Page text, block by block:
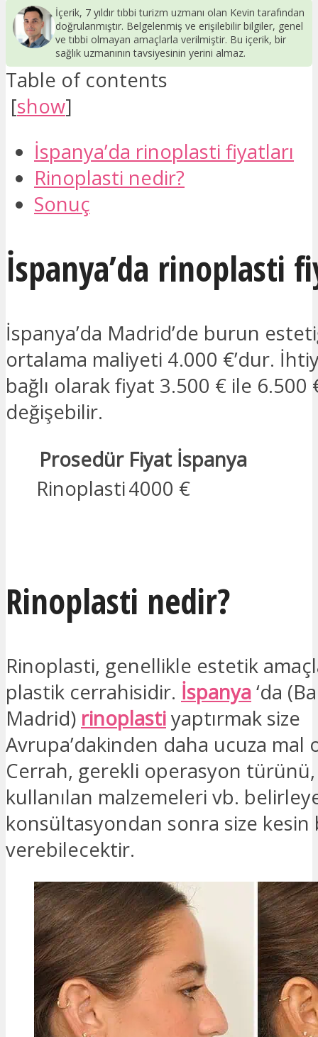
İçerik, 7 yıldır tıbbi turizm uzmanı olan Kevin tarafından
doğrulanmıştır. Belgelenmiş ve erişilebilir bilgiler, genel
ve tıbbi olmayan amaçlarla verilmiştir. Bu içerik, bir
sağlık uzmanının tavsiyesinin yerini almaz.
Table of contents
[show]
İspanya’da rinoplasti fiyatları
Rinoplasti nedir?
Sonuç
İspanya’da rinoplasti
İspanya’da Madrid’de burun
ortalama maliyeti 4.000 €’dur.
bağlı olarak fiyat 3.500 € ile 6.500
değişebilir.
Prosedür Fiyat İspanya
Rinoplasti4000 €
Rinoplasti nedir?
Rinoplasti, genellikle estetik
plastik cerrahisidir. İspanya ‘da
Madrid) rinoplastiyaptırmak size
Avrupa’dakinden daha ucuza mal
Cerrah, gerekli operasyon
kullanılan malzemeleri vb.
konsültasyondan sonra size
verebilecektir.